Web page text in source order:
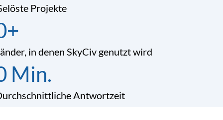
Projekte
+
in denen SkyCiv genutzt wird
Min.
Antwortzeit